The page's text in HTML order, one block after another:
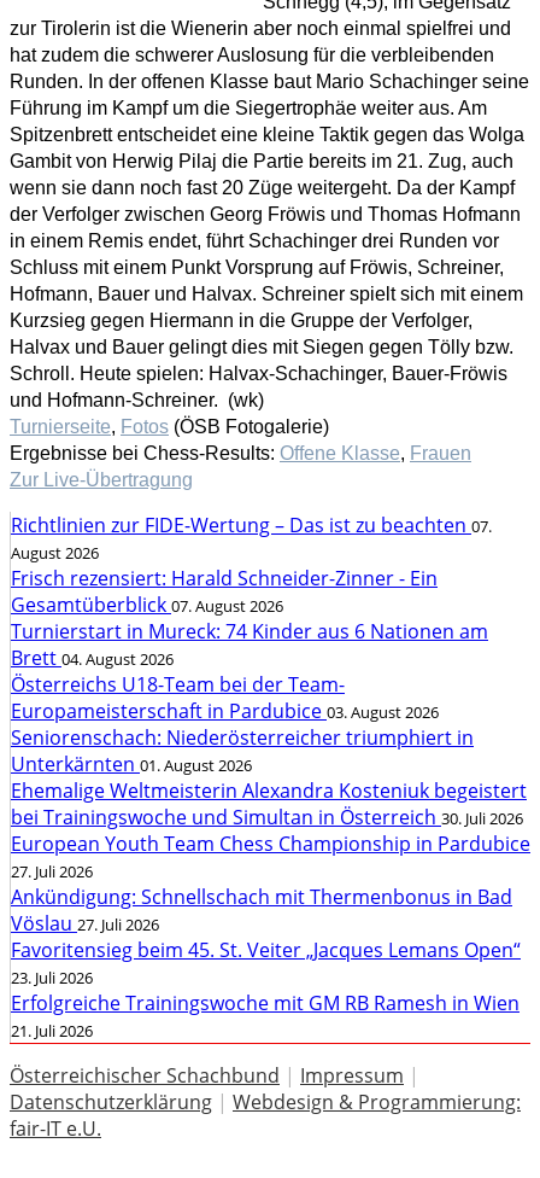
zur Tirolerin ist die Wienerin aber noch einmal spielfrei und
hat zudem die schwerer Auslosung für die verbleibenden
Runden. In der offenen Klasse baut Mario Schachinger seine
Führung im Kampf um die Siegertrophäe weiter aus. Am
Spitzenbrett entscheidet eine kleine Taktik gegen das Wolga
Gambit von Herwig Pilaj die Partie bereits im 21. Zug, auch
wenn sie dann noch fast 20 Züge weitergeht. Da der Kampf
der Verfolger zwischen Georg Fröwis und Thomas Hofmann
in einem Remis endet, führt Schachinger drei Runden vor
Schluss mit einem Punkt Vorsprung auf Fröwis, Schreiner,
Hofmann, Bauer und Halvax. Schreiner spielt sich mit einem
Kurzsieg gegen Hiermann in die Gruppe der Verfolger,
Halvax und Bauer gelingt dies mit Siegen gegen Tölly bzw.
Schroll. Heute spielen: Halvax-Schachinger, Bauer-Fröwis
und Hofmann-Schreiner. (wk)
Turnierseite, Fotos (ÖSB Fotogalerie)
Ergebnisse bei Chess-Results: Offene Klasse, Frauen
Zur Live-Übertragung
Richtlinien zur FIDE-Wertung – Das ist zu beachten 07.
August 2026
Frisch rezensiert: Harald Schneider-Zinner - Ein
Gesamtüberblick 07. August 2026
Turnierstart in Mureck: 74 Kinder aus 6 Nationen am
Brett 04. August 2026
Österreichs U18-Team bei der Team-
Europameisterschaft in Pardubice 03. August 2026
Seniorenschach: Niederösterreicher triumphiert in
Unterkärnten 01. August 2026
Ehemalige Weltmeisterin Alexandra Kosteniuk begeistert
bei Trainingswoche und Simultan in Österreich 30. Juli 2026
European Youth Team Chess Championship in Pardubice
27. Juli 2026
Ankündigung: Schnellschach mit Thermenbonus in Bad
Vöslau 27. Juli 2026
Favoritensieg beim 45. St. Veiter „Jacques Lemans Open“
23. Juli 2026
Erfolgreiche Trainingswoche mit GM RB Ramesh in Wien
21. Juli 2026
Österreichischer Schachbund | Impressum |
Datenschutzerklärung | Webdesign & Programmierung:
fair-IT e.U.